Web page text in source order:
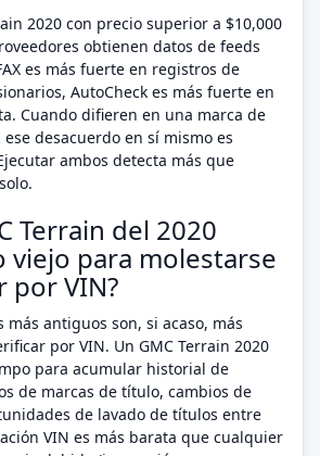
2020 con precio superior a $10,000
obtienen datos de feeds
es más fuerte en registros de
AutoCheck es más fuerte en
Cuando difieren en una marca de
desacuerdo en sí mismo es
ambos detecta más que
Terrain del 2020
viejo para molestarse
por VIN?
antiguos son, si acaso, más
por VIN. Un GMC Terrain 2020
para acumular historial de
de marcas de título, cambios de
de lavado de títulos entre
VIN es más barata que cualquier